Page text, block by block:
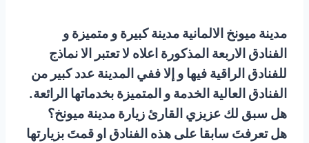
مدينة ميونخ الالمانية مدينة كبيرة و متميزة و
الفنادق الاربعة المذكورة اعلاه لا تعتبر الا نماذج
للفنادق الراقية فيها و إلا ففي المدينة عدد كبير من
الفنادق العالية الخدمة و المتميزة بخدماتها الرائعة.
هل سبق لك عزيزي القارئ زيارة مدينة ميونخ؟
هل تعرفتَ سابقا على هذه الفنادق او قمتَ بزيارتها